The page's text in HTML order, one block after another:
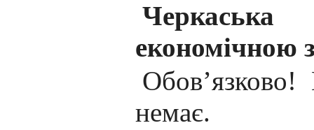
економічною
немає.